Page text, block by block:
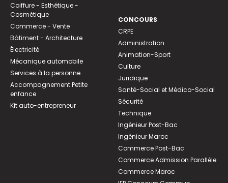
Coiffure - Esthétique -
Cosmétique
Commerce - Vente
Bâtiment - Architecture
Électricité
Mécanique automobile
Services à la personne
Accompagnement Petite
enfance
Kit auto-entrepreneur
CONCOURS
CRPE
Administration
Animation-Sport
Culture
Juridique
Santé-Social et Médico-Social
Sécurité
Technique
Ingénieur Post-Bac
Ingénieur Maroc
Commerce Post-Bac
Commerce Admission Parallèle
Commerce Maroc